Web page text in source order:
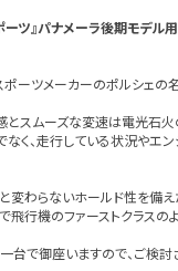
ツ』パナメーラ後期モデル
ーツメーカーのポルシェの
とスムーズな変速は電光石
なく、走行している状況や
変わらないホールド性を備
飛行機のファーストクラス
台で御座いますので、ご検